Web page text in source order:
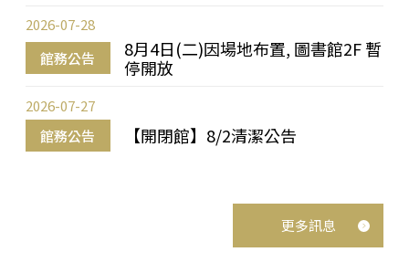
館務公告
8月4日(二)因場地布置, 圖書館2F 暫
停開放
2026-07-28
館務公告 【開閉館】8/2清潔公告
2026-07-27
更多訊息